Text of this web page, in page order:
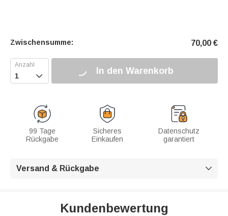
Zwischensumme: 70,00 €
 In den Warenkorb
99 Tage
Rückgabe
Sicheres
Einkaufen
Datenschutz
garantiert
Versand & Rückgabe 
Kundenbewertung